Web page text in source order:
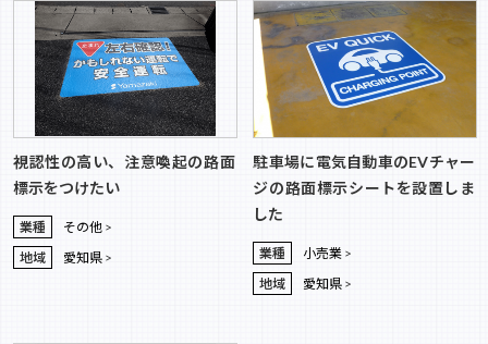
視認性の高い、注意喚起の路面
標示をつけたい
業種
その他
地域
愛知県
駐車場に電気自動車のEVチャー
ジの路面標示シートを設置しま
した
業種
小売業
地域
愛知県